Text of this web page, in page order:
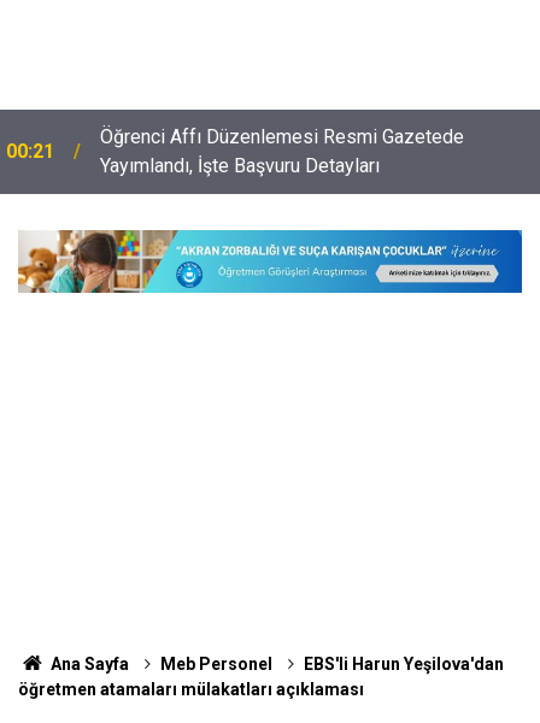
00:21
Öğrenci Affı Düzenlemesi Resmi Gazetede
Yayımlandı, İşte Başvuru Detayları
Ana Sayfa Meb Personel
EBS'li Harun Yeşilova'dan
öğretmen atamaları mülakatları açıklaması